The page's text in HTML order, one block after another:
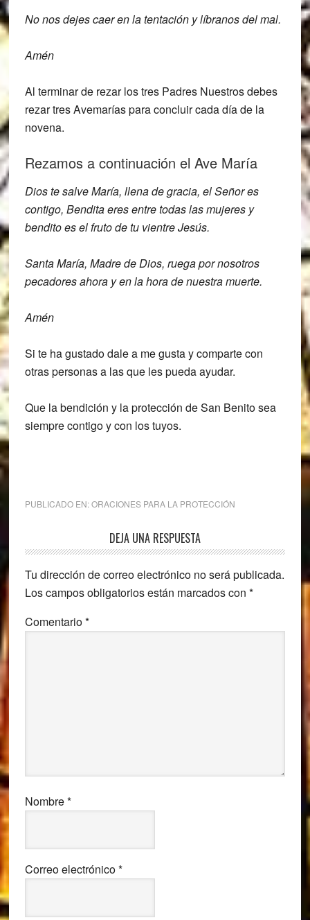
No nos dejes caer en la tentación y líbranos del mal.
Amén
Al terminar de rezar los tres Padres Nuestros debes
rezar tres Avemarías para concluir cada día de la
novena.
Rezamos a continuación el Ave María
Dioste salve María, llena de gracia, el Señores
contigo, Bendita eres entre todas lasmujeres y
bendito es el fruto de tu vientre Jesús.
Santa María, Madre de Dios, ruega por nosotros
pecadores ahora y enla hora de nuestra muerte.
Amén
Si te ha gustado dale a me gusta y comparte con
otras personas a las que les pueda ayudar.
Que la bendición y la protección de San Benito sea
siempre contigo y con los tuyos.
PUBLICADO EN:ORACIONES PARA LA PROTECCIÓN
Interacciones
con
los
lectores
DEJA UNA RESPUESTA
Tu dirección de correo electrónico no será publicada.
Los campos obligatorios están marcados con *
Comentario*
Nombre*
Correo electrónico*